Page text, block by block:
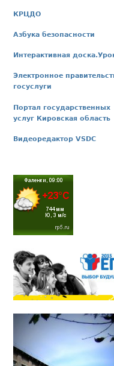
КРЦДО
Азбука безопасности
Интерактивная
Электронное
госуслуги
Портал государственных
услуг Кировская область
Видеоредактор VSDC